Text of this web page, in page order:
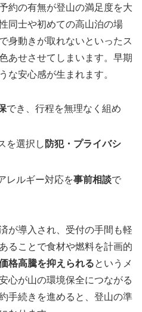
約の有無が登山の満足度を大
同士や初めての高山泊の場
身動きが取れないといったス
あせさせてしまいます。早期
な安心感が生まれます。
でき、行程を無理なく組め
を選択し 防犯・プライバシ
レルギー対応を事前相談で
が導入され、受付の手間も軽
ることで食材や燃料を計画的
格高騰を抑えられるというメ
心が山の環境保全につながる
続きを進めると、登山の準